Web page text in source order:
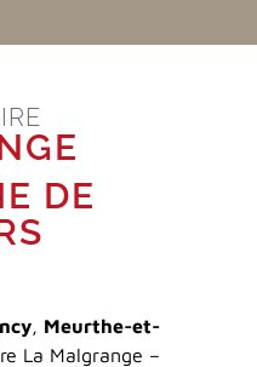
DE
, Meurthe-et-
La Malgrange –